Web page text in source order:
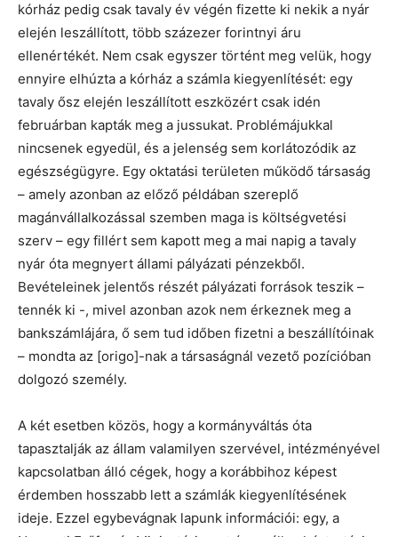
kórház pedig csak tavaly év végén fizette ki nekik a nyár
elején leszállított, több százezer forintnyi áru
ellenértékét. Nem csak egyszer történt meg velük, hogy
ennyire elhúzta a kórház a számla kiegyenlítését: egy
tavaly ősz elején leszállított eszközért csak idén
februárban kapták meg a jussukat. Problémájukkal
nincsenek egyedül, és a jelenség sem korlátozódik az
egészségügyre. Egy oktatási területen működő társaság
– amely azonban az előző példában szereplő
magánvállalkozással szemben maga is költségvetési
szerv – egy fillért sem kapott meg a mai napig a tavaly
nyár óta megnyert állami pályázati pénzekből.
Bevételeinek jelentős részét pályázati források teszik –
tennék ki -, mivel azonban azok nem érkeznek meg a
bankszámlájára, ő sem tud időben fizetni a beszállítóinak
– mondta az [origo]-nak a társaságnál vezető pozícióban
dolgozó személy.
A két esetben közös, hogy a kormányváltás óta
tapasztalják az állam valamilyen szervével, intézményével
kapcsolatban álló cégek, hogy a korábbihoz képest
érdemben hosszabb lett a számlák kiegyenlítésének
ideje. Ezzel egybevágnak lapunk információi: egy, a